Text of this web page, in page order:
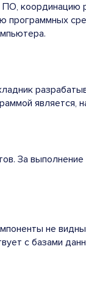
ПО,
программных
является,
За
не
с базами